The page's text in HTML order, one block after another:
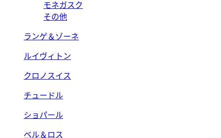
モネガスク
その他
ランゲ＆ゾーネ
ルイヴィトン
クロノスイス
チュードル
ショパール
ベル＆ロス